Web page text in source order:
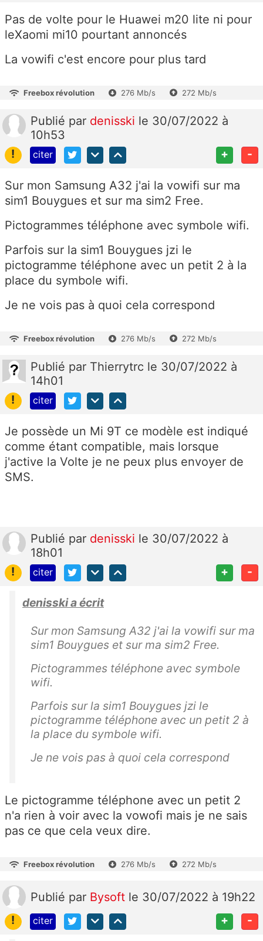
Pas de volte pour le Huawei m20 lite ni pour
leXaomi mi10 pourtant annoncés
La vowifi c'est encore pour plus tard
Freebox révolution 276 Mb/s 272 Mb/s
Publié par denisski le 30/07/2022 à
10h53
!
citer + -
Sur mon Samsung A32 j'ai la vowifi sur ma
sim1 Bouygues et sur ma sim2 Free.
Pictogrammes téléphone avec symbole wifi.
Parfois sur la sim1 Bouygues jzi le
pictogramme téléphone avec un petit 2 à la
place du symbole wifi.
Je ne vois pas à quoi cela correspond
Freebox révolution 276 Mb/s 272 Mb/s
Publié par Thierrytrc le 30/07/2022 à
14h01
!
citer
Je possède un Mi 9T ce modèle est indiqué
comme étant compatible, mais lorsque
j'active la Volte je ne peux plus envoyer de
SMS.
Publié par denisski le 30/07/2022 à
18h01
!
citer + -
denisski a écrit
Sur mon Samsung A32 j'ai la vowifi sur ma
sim1 Bouygues et sur ma sim2 Free.
Pictogrammes téléphone avec symbole
wifi.
Parfois sur la sim1 Bouygues jzi le
pictogramme téléphone avec un petit 2 à
la place du symbole wifi.
Je ne vois pas à quoi cela correspond
Le pictogramme téléphone avec un petit 2
n'a rien à voir avec la vowofi mais je ne sais
pas ce que cela veux dire.
Freebox révolution 276 Mb/s 272 Mb/s
Publié par Bysoft le 30/07/2022 à 19h22
!
citer + -